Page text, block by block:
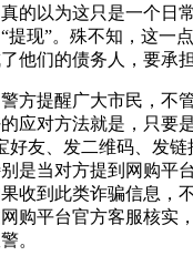
的以为这只是一个日
提现”。殊不知，这一
他们的债务人，要承
提醒广大市民，不
应对方法就是，只要
好友、发二维码、发
是当对方提到网购平
收到此类诈骗信息，
购平台官方客服核实
。